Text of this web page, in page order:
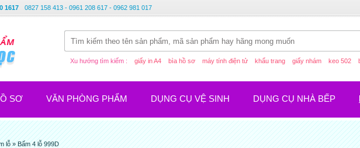
1617 0827 158 413 - 0961 208 617 - 0962 981 017
Xu hướng tìm kiếm : giấy in A4 bìa hồ sơ máy tính điện tử khẩu trang giấy nhám keo 502
SƠ VĂN PHÒNG PHẨM DỤNG CỤ VỆ SINH DỤNG CỤ NHÀ BẾP
lỗ»Bấm 4 lỗ 999D